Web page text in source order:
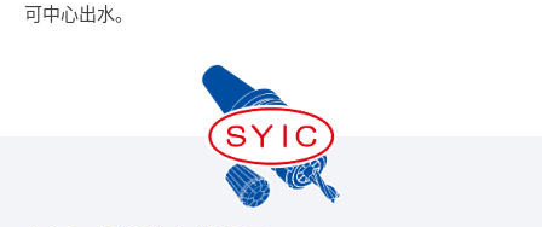
可中心出水。